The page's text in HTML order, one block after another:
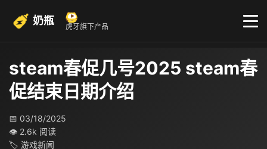
奶瓶 虎牙旗下产品
steam春促几号2025 steam春
促结束日期介绍
📅 03/18/2025
👁 2.6k 阅读
🏷 游戏新闻